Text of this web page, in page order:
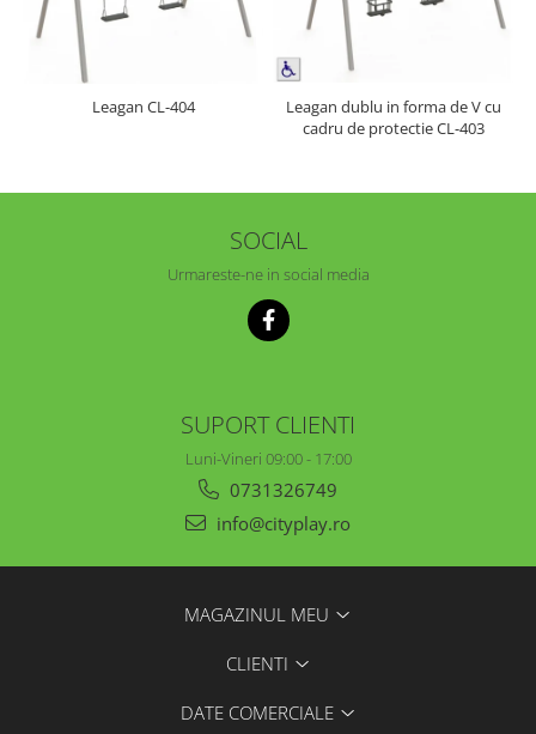
Leagan CL-404
Leagan dublu in forma de V cu
cadru de protectie CL-403
SOCIAL
Urmareste-ne in social media
SUPORT CLIENTI
Luni-Vineri 09:00 - 17:00
0731326749
info@cityplay.ro
MAGAZINUL MEU
CLIENTI
DATE COMERCIALE